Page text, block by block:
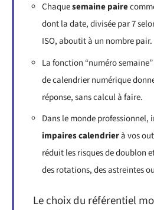
Chaquesemaine paire
dont la date, divisée par 7
ISO, aboutit à un nombre pair.
La fonction “numéro
de calendrier numérique
réponse, sans calcul à faire.
Dans le monde professionnel,
impaires calendrierà vos
réduit les risques de doublon
des rotations, des astreintes
Le choix du référentiel